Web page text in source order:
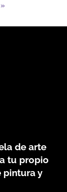
de arte
tu propio
pintura y